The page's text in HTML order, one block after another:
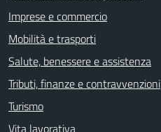
Imprese e commercio
Mobilità e trasporti
Salute, benessere e assistenza
Tributi, finanze e contravvenzioni
Turismo
Vita lavorativa